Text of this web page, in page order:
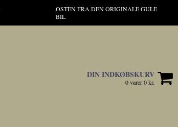
OSTEN FRA DEN ORIGINALE GULE
BIL
DIN INDKØBSKURV
0 varer 0 kr.